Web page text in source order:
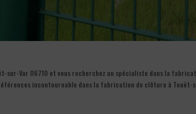
sur-Var 06710 et vous recherchez un spécialiste dans la
incontournable dans la fabrication de clôture à Touët-